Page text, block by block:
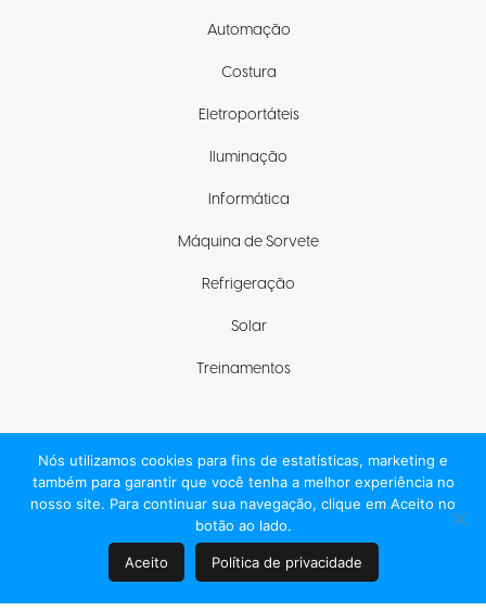
Automação
Costura
Eletroportáteis
Iluminação
Informática
Máquina de Sorvete
Refrigeração
Solar
Treinamentos
Fique com a gente
Nós utilizamos cookies para fins de estatísticas, marketing e
também para garantir que você tenha a melhor experiência no
nosso site. Para continuar sua navegação, clique em Aceito no
botão ao lado.
Aceito Política de privacidade